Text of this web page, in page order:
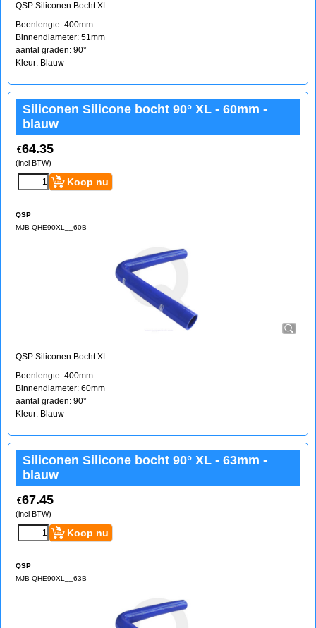
QSP Siliconen Bocht XL
Beenlengte: 400mm
Binnendiameter: 51mm
aantal graden: 90°
Kleur: Blauw
Siliconen Silicone bocht 90° XL - 60mm -
blauw
€64.35
(incl BTW)
Koop nu
QSP
MJB-QHE90XL__60B
QSP Siliconen Bocht XL
Beenlengte: 400mm
Binnendiameter: 60mm
aantal graden: 90°
Kleur: Blauw
Siliconen Silicone bocht 90° XL - 63mm -
blauw
€67.45
(incl BTW)
Koop nu
QSP
MJB-QHE90XL__63B